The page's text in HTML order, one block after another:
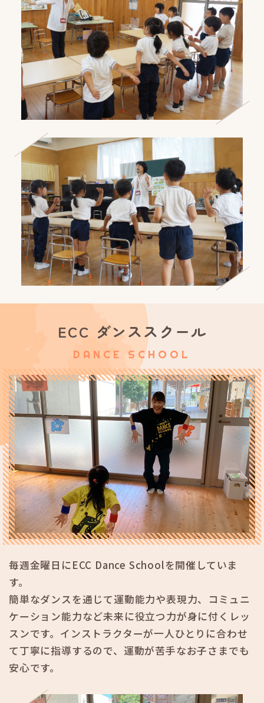
ECC ダンススクール
DANCE SCHOOL
毎週金曜日にECC Dance Schoolを開催していま
す。
簡単なダンスを通じて運動能力や表現力、コミュニ
ケーション能力など未来に役立つ力が身に付くレッ
スンです。インストラクターが一人ひとりに合わせ
て丁寧に指導するので、運動が苦手なお子さまでも
安心です。